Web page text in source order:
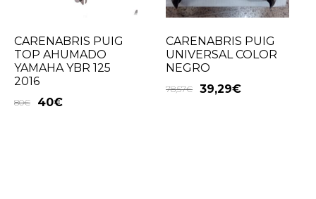
CARENABRIS PUIG
TOP AHUMADO
YAMAHA YBR 125
2016
80€ 40€
CARENABRIS PUIG
UNIVERSAL COLOR
NEGRO
78,57€ 39,29€